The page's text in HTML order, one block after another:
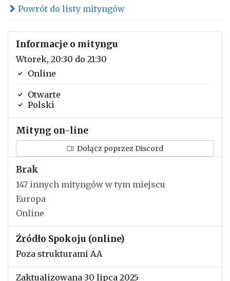
Powrót do listy mityngów
Informacje o mityngu
Wtorek, 20:30 do 21:30
Online
Otwarte
Polski
Mityng on-line
Dołącz poprzez Discord
Brak
147 innych mityngów w tym miejscu
Europa
Online
Źródło Spokoju (online)
Poza strukturami AA
Zaktualizowana 30 lipca 2025